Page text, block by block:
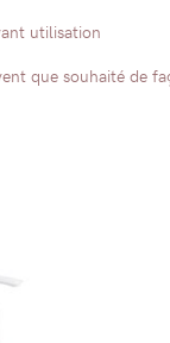
utilisation
que souhaité de